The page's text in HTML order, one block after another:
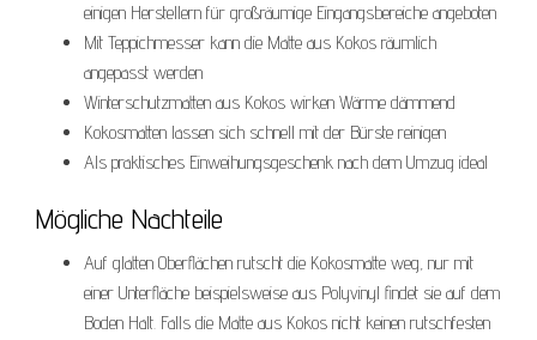
einigen Herstellern für großräumige Eingangsbereiche angeboten
Mit Teppichmesser kann die Matte aus Kokos räumlich
angepasst werden
Winterschutzmatten aus Kokos wirken Wärme dämmend
Kokosmatten lassen sich schnell mit der Bürste reinigen
Als praktisches Einweihungsgeschenk nach dem Umzug ideal
Mögliche Nachteile
Auf glatten Oberflächen rutscht die Kokosmatte weg, nur mit
einer Unterfläche beispielsweise aus Polyvinyl findet sie auf dem
Boden Halt. Falls die Matte aus Kokos nicht keinen rutschfesten